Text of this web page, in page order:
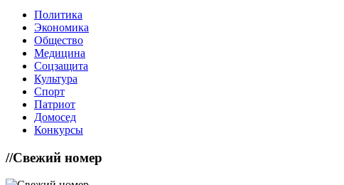
Политика
Экономика
Общество
Медицина
Соцзащита
Культура
Спорт
Патриот
Домосед
Конкурсы
//Свежий номер